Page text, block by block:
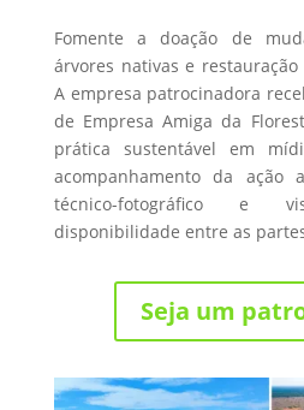
Fomente a doação de
árvores nativas e
A empresa patrocinadora
de Empresa Amiga da
prática sustentável em
acompanhamento da ação
técnico-fotográfico e
disponibilidade entre as
Seja um